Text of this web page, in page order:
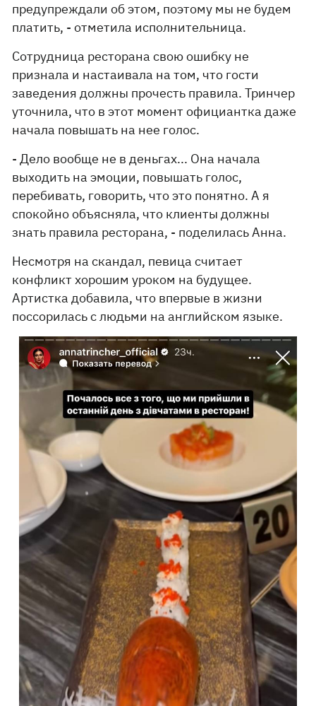
предупреждали об этом, поэтому мы не будем
платить, - отметила исполнительница.
Сотрудница ресторана свою ошибку не
признала и настаивала на том, что гости
заведения должны прочесть правила. Тринчер
уточнила, что в этот момент официантка даже
начала повышать на нее голос.
- Дело вообще не в деньгах... Она начала
выходить на эмоции, повышать голос,
перебивать, говорить, что это понятно. А я
спокойно объясняла, что клиенты должны
знать правила ресторана, - поделилась Анна.
Несмотря на скандал, певица считает
конфликт хорошим уроком на будущее.
Артистка добавила, что впервые в жизни
поссорилась с людьми на английском языке.